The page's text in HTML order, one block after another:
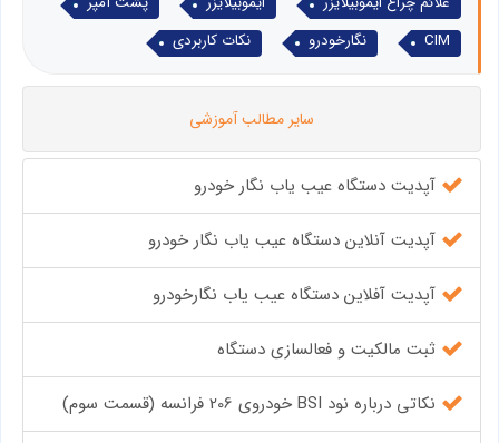
CIM
نگارخودرو نکات کاربردی
سایر مطالب آموزشی
آپدیت دستگاه عیب یاب نگار خودرو
آپدیت آنلاین دستگاه عیب یاب نگار خودرو
آپدیت آفلاین دستگاه عیب یاب نگارخودرو
ثبت مالکیت و فعالسازی دستگاه
نکاتی درباره نود BSI خودروی 206 فرانسه (قسمت سوم)